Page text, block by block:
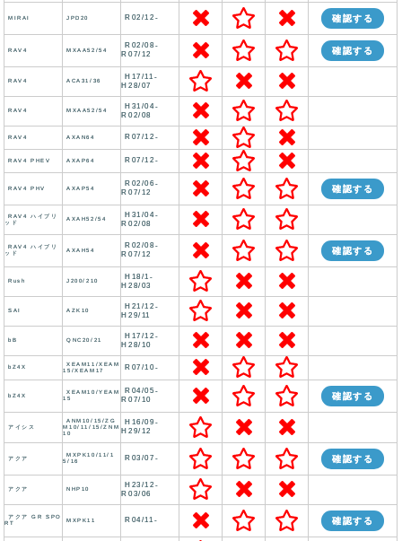
MIRAI JPD20 R02/12- 確認する
RAV4 MXAA52/54
R02/08-
R07/12
確認する
RAV4 ACA31/36
H17/11-
H28/07
RAV4 MXAA52/54
H31/04-
R02/08
RAV4 AXAN64 R07/12-
RAV4 PHEV AXAP64 R07/12-
RAV4 PHV AXAP54
R02/06-
R07/12
確認する
RAV4 ハイブリ
ッド
AXAH52/54
H31/04-
R02/08
RAV4 ハイブリ
ッド
AXAH54
R02/08-
R07/12
確認する
Rush J200/210
H18/1-
H28/03
SAI AZK10
H21/12-
H29/11
bB QNC20/21
H17/12-
H28/10
bZ4X
XEAM11/XEAM
15/XEAM17
R07/10-
bZ4X
XEAM10/YEAM
15
R04/05-
R07/10
確認する
アイシス
ANM10/15/ZG
M10/11/15/ZNM
10
H16/09-
H29/12
アクア
MXPK10/11/1
5/16
R03/07- 確認する
アクア NHP10
H23/12-
R03/06
アクア GR SPO
RT
MXPK11 R04/11- 確認する